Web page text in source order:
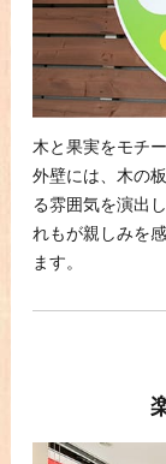
木と果実をモチ
外壁には、木の
る雰囲気を演出
れもが親しみを
ます。